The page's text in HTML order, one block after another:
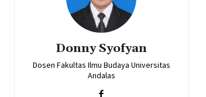
Donny Syofyan
Dosen Fakultas Ilmu Budaya Universitas
Andalas